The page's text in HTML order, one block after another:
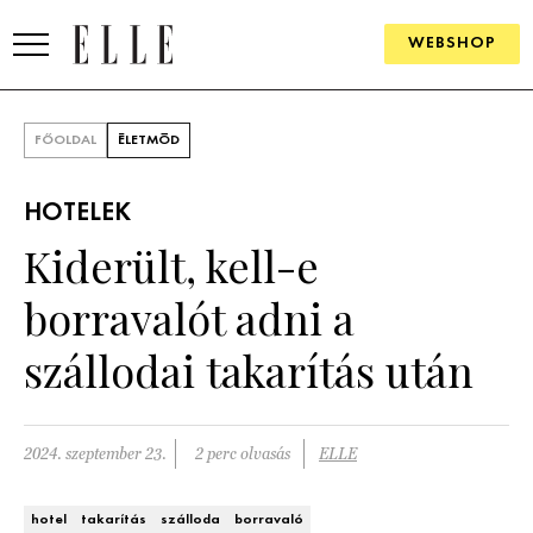
WEBSHOP
SZÉPSÉG
ÉLETMÓD
PÁRKAPCSOLAT
FŐOLDAL ÉLETMÓD
HOTELEK
Kiderült, kell-e
borravalót adni a
szállodai takarítás után
2024. szeptember 23. 2 perc olvasás ELLE
hotel takarítás szálloda borravaló